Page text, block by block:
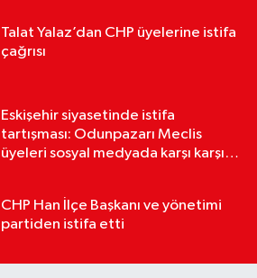
Talat Yalaz’dan CHP üyelerine istifa
çağrısı
Eskişehir siyasetinde istifa
tartışması: Odunpazarı Meclis
üyeleri sosyal medyada karşı karşıya
CHP Han İlçe Başkanı ve yönetimi
partiden istifa etti